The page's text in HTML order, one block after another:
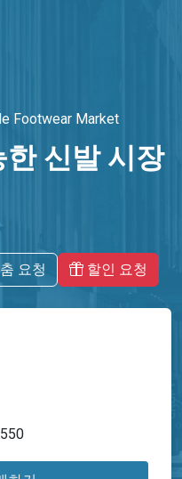
Footwear Market
신발 시장
요청 할인 요청